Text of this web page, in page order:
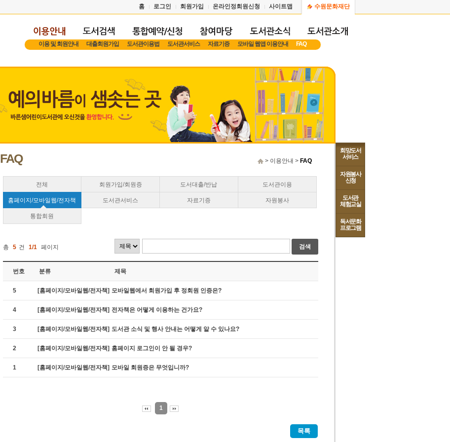
홈 로그인 회원가입 온라인정회원신청 사이트맵 수원문화재단
이용 및 회원안내 대출회원가입 도서관이용법 도서관서비스 자료기증 모바일 웹앱 이용안내 FAQ
> 이용안내 > FAQ
FAQ
전체 회원가입/회원증 도서대출/반납 도서관이용
홈페이지/모바일웹/전자책 도서관서비스 자료기증 자원봉사
통합회원
총 5 건 1/1 페이지 검색
번호 분류 제목
5 [홈페이지/모바일웹/전자책] 모바일웹에서 회원가입 후 정회원 인증은?
4 [홈페이지/모바일웹/전자책] 전자책은 어떻게 이용하는 건가요?
3 [홈페이지/모바일웹/전자책] 도서관 소식 및 행사 안내는 어떻게 알 수 있나요?
2 [홈페이지/모바일웹/전자책] 홈페이지 로그인이 안 될 경우?
1 [홈페이지/모바일웹/전자책] 모바일 회원증은 무엇입니까?
1
목록
희망도서
서비스
자원봉사
신청
도서관
체험교실
독서문화
프로그램